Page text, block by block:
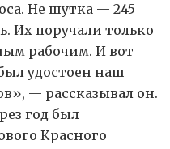
Не шутка — 245
Их поручали только
рабочим. И вот
удостоен наш
— рассказывал он.
год был
Красного